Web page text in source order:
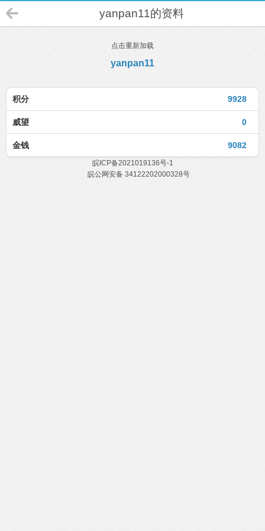
yanpan11的资料
点击重新加载
yanpan11
9928
积分
0
威望
9082
金钱
皖ICP备2021019136号-1
皖公网安备 34122202000328号